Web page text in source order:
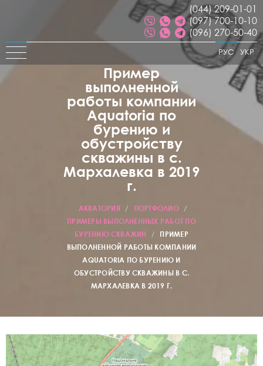
(044) 209-01-01
(097) 700-10-10
(096) 270-50-40
УКР
РУС
Пример
выполненной
работы компании
Aquatoria по
бурению и
обустройству
скважины в с.
Мархалевка в 2019
г.
АКВАТОРИЯ / ПОРТФОЛИО
/
ПРИМЕРЫ ВЫПОЛНЕННЫХ РАБОТ ПО
БУРЕНИЮ СКВАЖИН
/
ПРИМЕР
ВЫПОЛНЕННОЙ РАБОТЫ КОМПАНИИ
AQUATORIA ПО БУРЕНИЮ И
ОБУСТРОЙСТВУ СКВАЖИНЫ В С.
МАРХАЛЕВКА В 2019 Г.